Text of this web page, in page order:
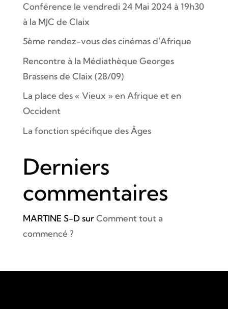
Conférence le vendredi 24 Mai 2024 à 19h30
à la MJC de Claix
5ème rendez-vous des cinémas d’Afrique
Rencontre à la Médiathèque Georges
Brassens de Claix (28/09)
La place des « Vieux » en Afrique et en
Occident
La fonction spécifique des Âges
Derniers
commentaires
MARTINE S-DsurComment tout a
commencé ?